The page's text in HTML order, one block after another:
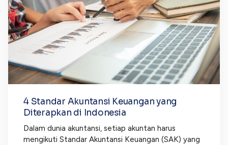
4 Standar Akuntansi Keuangan yang
Diterapkan di Indonesia
Dalam dunia akuntansi, setiap akuntan harus
mengikuti Standar Akuntansi Keuangan (SAK) yang